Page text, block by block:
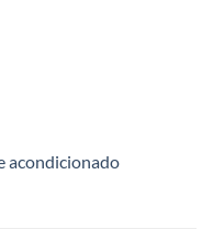
acondicionado